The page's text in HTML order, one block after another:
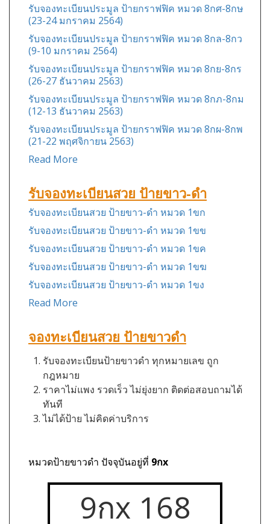
รับจองทะเบียนประมูล ป้ายกราฟฟิค หมวด 8กศ-8กษ
(23-24 มกราคม 2564)
รับจองทะเบียนประมูล ป้ายกราฟฟิค หมวด 8กล-8กว
(9-10 มกราคม 2564)
รับจองทะเบียนประมูล ป้ายกราฟฟิค หมวด 8กย-8กร
(26-27 ธันวาคม 2563)
รับจองทะเบียนประมูล ป้ายกราฟฟิค หมวด 8กภ-8กม
(12-13 ธันวาคม 2563)
รับจองทะเบียนประมูล ป้ายกราฟฟิค หมวด 8กผ-8กพ
(21-22 พฤศจิกายน 2563)
Read More
รับจองทะเบียนสวย ป้ายขาว-ดำ
รับจองทะเบียนสวย ป้ายขาว-ดำ หมวด 1ขก
รับจองทะเบียนสวย ป้ายขาว-ดำ หมวด 1ขข
รับจองทะเบียนสวย ป้ายขาว-ดำ หมวด 1ขค
รับจองทะเบียนสวย ป้ายขาว-ดำ หมวด 1ขฆ
รับจองทะเบียนสวย ป้ายขาว-ดำ หมวด 1ขง
Read More
จองทะเบียนสวย ป้ายขาวดำ
รับจองทะเบียนป้ายขาวดำ ทุกหมายเลข ถูก
กฎหมาย
ราคาไม่แพง รวดเร็ว ไม่ยุ่งยาก ติดต่อสอบถามได้
ทันที
ไม่ได้ป้าย ไม่คิดค่าบริการ
หมวดป้ายขาวดำ ปัจจุบันอยู่ที่ 9กx
9กx 168